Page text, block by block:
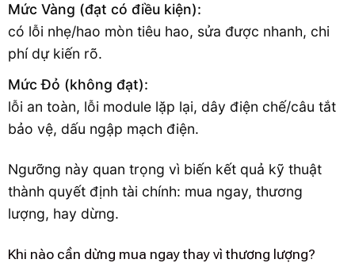
Mức Vàng (đạt có điều kiện):
có lỗi nhẹ/hao mòn tiêu hao, sửa được nhanh, chi
phí dự kiến rõ.
Mức Đỏ (không đạt):
lỗi an toàn, lỗi module lặp lại, dây điện chế/câu tắt
bảo vệ, dấu ngập mạch điện.
Ngưỡng này quan trọng vì biến kết quả kỹ thuật
thành quyết định tài chính: mua ngay, thương
lượng, hay dừng.
Khi nào cần dừng mua ngay thay vì thương lượng?